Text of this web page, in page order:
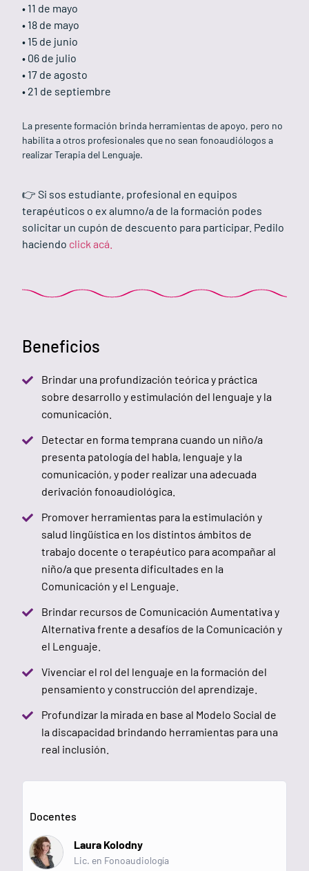
• 11 de mayo
• 18 de mayo
• 15 de junio
• 06 de julio
• 17 de agosto
• 21 de septiembre
La presente formación brinda herramientas de apoyo, pero no
habilita a otros profesionales que no sean fonoaudiólogos a
realizar Terapia del Lenguaje.
👉 Si sos estudiante, profesional en equipos
terapéuticos o ex alumno/a de la formación podes
solicitar un cupón de descuento para participar. Pedilo
haciendo click acá.
Beneficios
Brindar una profundización teórica y práctica
sobre desarrollo y estimulación del lenguaje y la
comunicación.
Detectar en forma temprana cuando un niño/a
presenta patología del habla, lenguaje y la
comunicación, y poder realizar una adecuada
derivación fonoaudiológica.
Promover herramientas para la estimulación y
salud lingüística en los distintos ámbitos de
trabajo docente o terapéutico para acompañar al
niño/a que presenta dificultades en la
Comunicación y el Lenguaje.
Brindar recursos de Comunicación Aumentativa y
Alternativa frente a desafíos de la Comunicación y
el Lenguaje.
Vivenciar el rol del lenguaje en la formación del
pensamiento y construcción del aprendizaje.
Profundizar la mirada en base al Modelo Social de
la discapacidad brindando herramientas para una
real inclusión.
Docentes
Laura Kolodny
Lic. en Fonoaudiología